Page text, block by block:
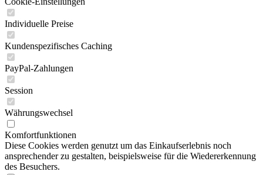
Individuelle Preise
Kundenspezifisches Caching
PayPal-Zahlungen
Session
Währungswechsel
Komfortfunktionen
Diese Cookies werden genutzt um das Einkaufserlebnis noch
ansprechender zu gestalten, beispielsweise für die Wiedererkennung
des Besuchers.